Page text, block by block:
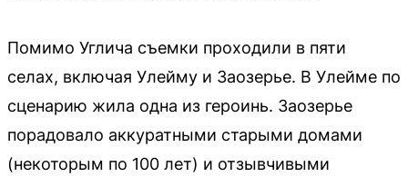
Помимо Углича съемки проходили в пяти
селах, включая Улейму и Заозерье. В Улейме по
сценарию жила одна из героинь. Заозерье
порадовало аккуратными старыми домами
(некоторым по 100 лет) и отзывчивыми